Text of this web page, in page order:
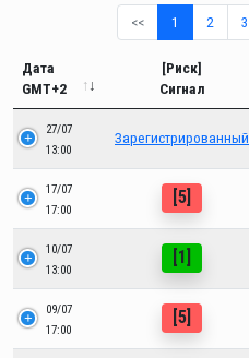
<< 1 2 3
Дата
GMT+2
[Риск]
Сигнал
27/07
13:00
Зарегистрированный
17/07
17:00
[5]
10/07
13:00
[1]
09/07
17:00
[5]